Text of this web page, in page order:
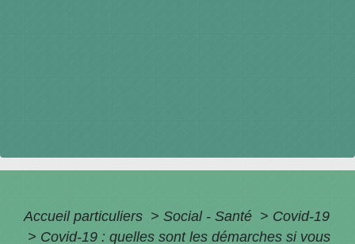
Accueil particuliers > Social - Santé > Covid-19
> Covid-19 : quelles sont les démarches si vous